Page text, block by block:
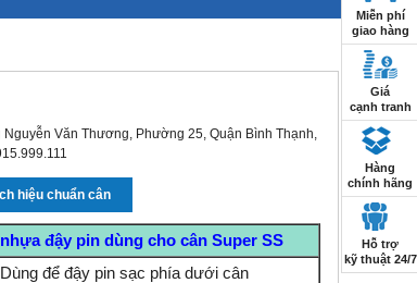
Văn Thương, Phường 25, Quận Bình Thạnh,
hiệu chuẩn cân
đậy pin dùng cho cân Super SS
Dùng để đậy pin sạc phía dưới cân
Miễn phí
giao hàng
Giá
cạnh tranh
Hàng
chính hãng
Hỗ trợ
kỹ thuật 24/7